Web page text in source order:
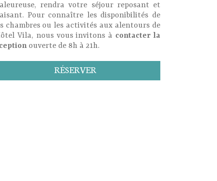
rendra votre séjour reposant et
Pour connaître les disponibilités de
chambres ou les activités aux alentours de
Vila, nous vous invitons à contacter la
ouverte de 8h à 21h.
RÉSERVER